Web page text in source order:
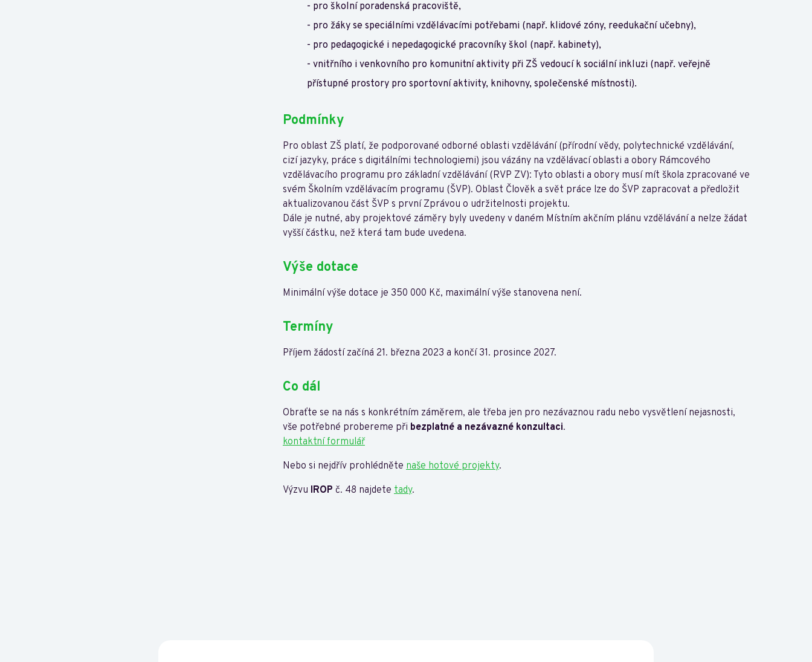
- pro školní poradenská pracoviště,
- pro žáky se speciálními vzdělávacími potřebami (např. klidové zóny, reedukační učebny),
- pro pedagogické i nepedagogické pracovníky škol (např. kabinety),
- vnitřního i venkovního pro komunitní aktivity při ZŠ vedoucí k sociální inkluzi (např. veřejně
přístupné prostory pro sportovní aktivity, knihovny, společenské místnosti).
Podmínky
Pro oblast ZŠ platí, že podporované odborné oblasti vzdělávání (přírodní vědy, polytechnické vzdělávání,
cizí jazyky, práce s digitálními technologiemi) jsou vázány na vzdělávací oblasti a obory Rámcového
vzdělávacího programu pro základní vzdělávání (RVP ZV): Tyto oblasti a obory musí mít škola zpracované ve
svém Školním vzdělávacím programu (ŠVP). Oblast Člověk a svět práce lze do ŠVP zapracovat a předložit
aktualizovanou část ŠVP s první Zprávou o udržitelnosti projektu.‍
Dále je nutné, aby projektové záměry byly uvedeny v daném Místním akčním plánu vzdělávání a nelze žádat
vyšší částku, než která tam bude uvedena.
Výše dotace
Minimální výše dotace je 350 000 Kč, maximální výše stanovena není.
Termíny
Příjem žádostí začíná 21. března 2023 a končí 31. prosince 2027.‍
Co dál
Obraťte se na nás s konkrétním záměrem, ale třeba jen pro nezávaznou radu nebo vysvětlení nejasnosti,
vše potřebné probereme při bezplatné a nezávazné konzultaci.
kontaktní formulář
Nebo si nejdřív prohlédněte naše hotové projekty.
Výzvu IROP č. 48 najdete tady.